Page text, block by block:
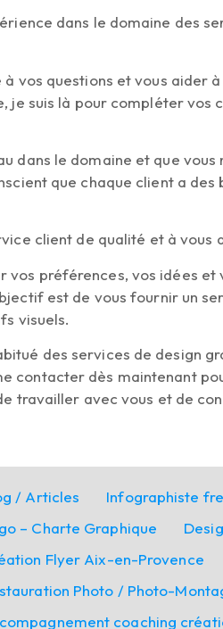
dans le domaine des
vos questions et vous aider
je suis là pour compléter
dans le domaine et que
que chaque client a
client de qualité et à
vos préférences, vos idées
est de vous fournir un
visuels.
des services de design
contacter dès maintenant
travailler avec vous et de
/ Articles Infographiste
– Charte Graphique
Flyer Aix-en-Provence
Photo / Photo-
coaching